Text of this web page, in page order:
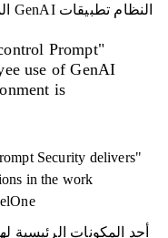
النظام تطبيقات GenAI المصرح بها وغير المصرح بها على الفور.
Prompt
use of GenAI
is
Security delivers
in the work